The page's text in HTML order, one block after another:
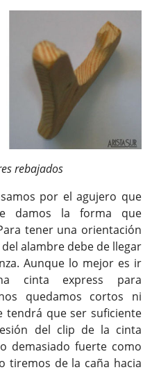
rebajados
por el agujero que
damos la forma que
tener una orientación
alambre debe de llegar
Aunque lo mejor es ir
cinta express para
quedamos cortos ni
tendrá que ser suficiente
del clip de la cinta
demasiado fuerte como
tiremos de la caña hacia